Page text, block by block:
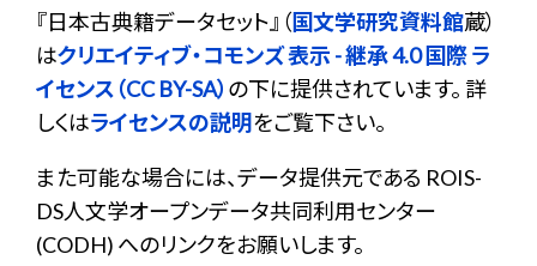
『日本古典籍データセット 』（国文学研究資料館蔵）
はクリエイティブ・コモンズ 表示 - 継承 4.0 国際 ラ
イセンス（CC BY-SA） の下に提供されています。 詳
しくはライセンスの説明をご覧下さい。
また可能な場合には、データ提供元である ROIS-
DS人文学オープンデータ共同利用センター
(CODH) へのリンクをお願いします。